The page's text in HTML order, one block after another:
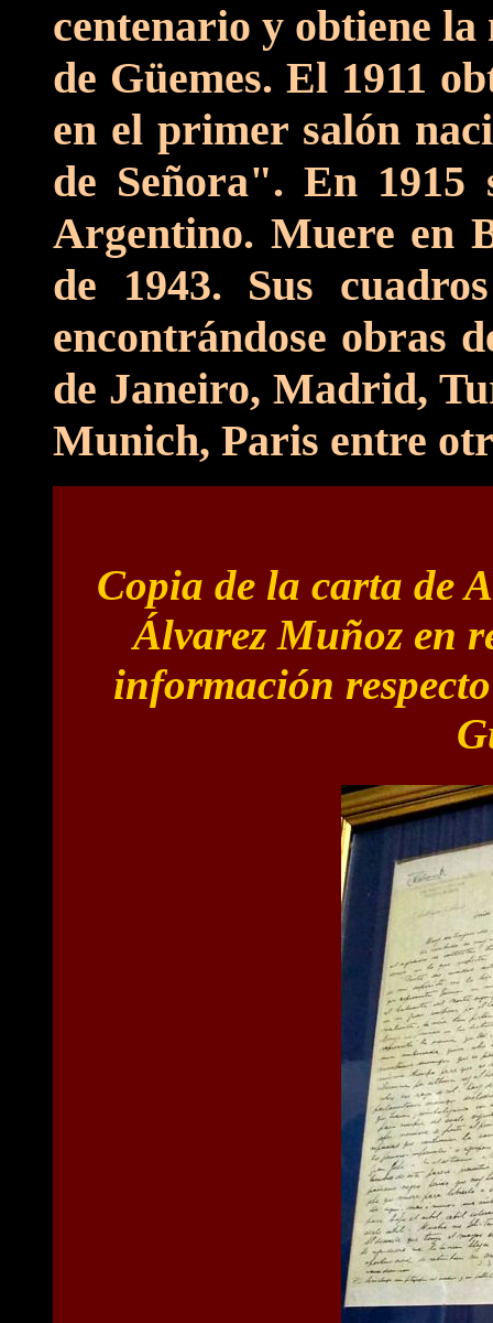
centenario y obtiene
de Güemes. El 1911
en el primer salón
de Señora". En
Argentino. Muere en
de 1943. Sus
encontrándose obras
de Janeiro, Madrid,
Munich, Paris entre
Copia de la carta de
Álvarez Muñoz en
información